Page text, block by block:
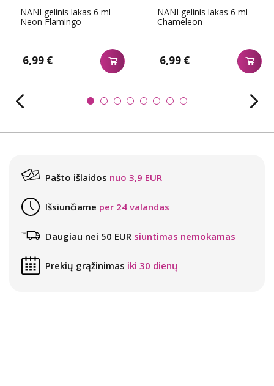
NANI gelinis lakas 6 ml -
Neon Flamingo
6,99 €
NANI gelinis lakas 6 ml -
Chameleon
6,99 €
Pašto išlaidos nuo 3,9 EUR
Išsiunčiame per 24 valandas
Daugiau nei 50 EUR siuntimas nemokamas
Prekių grąžinimas iki 30 dienų